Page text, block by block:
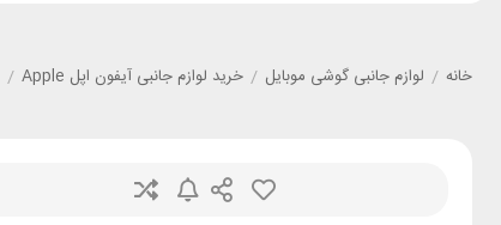
خانه / لوازم جانبی گوشی موبایل / خرید لوازم جانبی آیفون اپل Apple /